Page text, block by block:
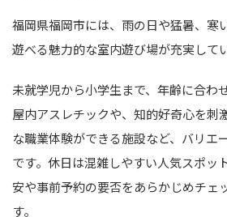
福岡県福岡市には、雨の日や猛暑、寒
遊べる魅力的な室内遊び場が充実して
未就学児から小学生まで、年齢に合わ
屋内アスレチックや、知的好奇心を刺
な職業体験ができる施設など、バリエ
です。休日は混雑しやすい人気スポッ
安や事前予約の要否をあらかじめチェ
す。